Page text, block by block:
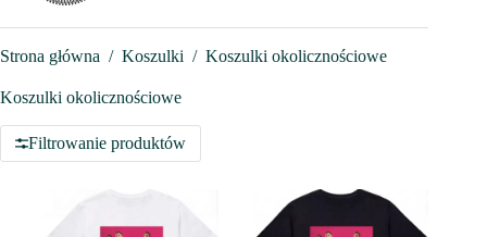
Strona główna / Koszulki / Koszulki okolicznościowe
Koszulki okolicznościowe
Filtrowanie produktów